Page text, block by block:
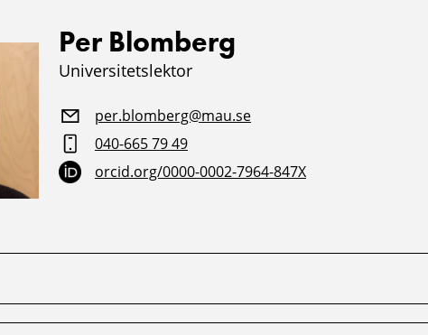
Per Blomberg
Universitetslektor
per.blomberg@mau.se
040-665 79 49
orcid.org/0000-0002-7964-847X